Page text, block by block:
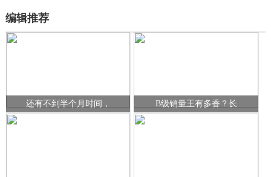
编辑推荐
还有不到半个月时间， B级销量王有多香？长